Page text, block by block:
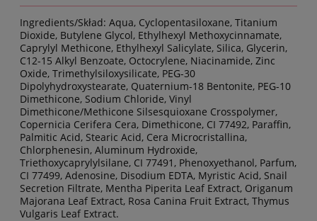
Ingredients/Skład: Aqua, Cyclopentasiloxane, Titanium
Dioxide, Butylene Glycol, Ethylhexyl Methoxycinnamate,
Caprylyl Methicone, Ethylhexyl Salicylate, Silica, Glycerin,
C12-15 Alkyl Benzoate, Octocrylene, Niacinamide, Zinc
Oxide, Trimethylsiloxysilicate, PEG-30
Dipolyhydroxystearate, Quaternium-18 Bentonite, PEG-10
Dimethicone, Sodium Chloride, Vinyl
Dimethicone/Methicone Silsesquioxane Crosspolymer,
Copernicia Cerifera Cera, Dimethicone, CI 77492, Paraffin,
Palmitic Acid, Stearic Acid, Cera Microcristallina,
Chlorphenesin, Aluminum Hydroxide,
Triethoxycaprylylsilane, CI 77491, Phenoxyethanol, Parfum,
CI 77499, Adenosine, Disodium EDTA, Myristic Acid, Snail
Secretion Filtrate, Mentha Piperita Leaf Extract, Origanum
Majorana Leaf Extract, Rosa Canina Fruit Extract, Thymus
Vulgaris Leaf Extract.